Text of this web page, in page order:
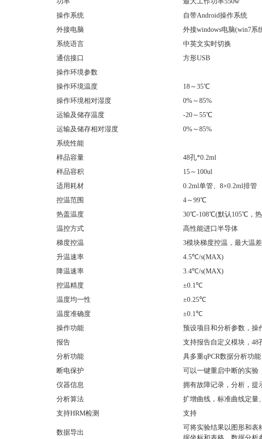
操作系统
自带Android操作系统
外接电脑
外接windows电脑(win7系
系统语言
中英文实时切换
通信接口
方形USB
操作环境参数
操作环境温度
18～35℃
操作环境相对湿度
0%～85%
运输及储存温度
-20～55℃
运输及储存相对湿度
0%～85%
系统性能
样品容量
48孔*0.2ml
样品容积
15～100ul
适用耗材
0.2ml单管、8×0.2ml排管
控温范围
4～99℃
热盖温度
30℃-108℃(默认105℃，
温控方式
高性能进口半导体
梯度控温
3模块梯度控温，最大温
升温速率
4.5℃/s(MAX)
降温速率
3.4℃/s(MAX)
控温精度
±0.1℃
温度均一性
±0.25℃
温度准确度
±0.1℃
操作功能
预设项目和分析参数，操
报告
支持报告自定义模块，48
分析功能
具多重qPCR数据分析功
断电保护
可以一键重启中断的实验
仪器信息
拥有故障记录，分析，提
分析算法
扩增曲线，标准曲线定量
支持HRM检测
支持
数据导出
可将实验结果以图形和表